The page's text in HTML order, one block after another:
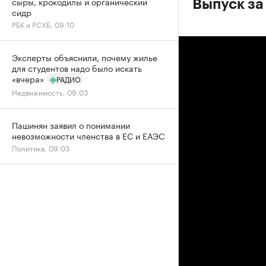
Выпуск
сидр
РБК и РСХБ, 09:10
Эксперты объяснили, почему жилье
для студентов надо было искать
«вчера»
РАДИО
Недвижимость, 09:03
Пашинян заявил о понимании
невозможности членства в ЕС и ЕАЭС
Политика, 09:03